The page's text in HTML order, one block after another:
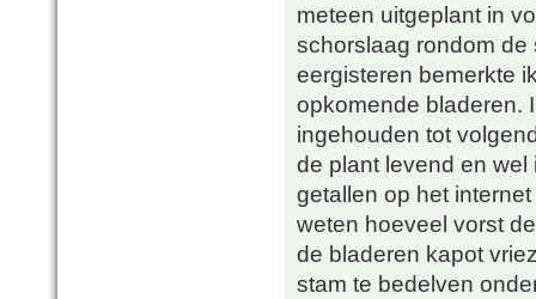
meteen uitgeplant in
schorslaag rondom de
eergisteren bemerkte
opkomende bladeren.
ingehouden tot
de plant levend en
getallen op het
weten hoeveel vorst
de bladeren kapot
stam te bedelven